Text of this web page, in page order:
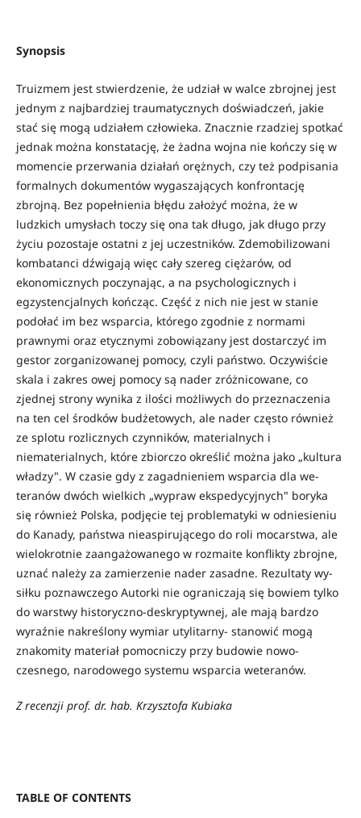
Synopsis
Truizmem jest stwierdzenie, że udział w walce zbrojnej jest
jednym z najbar­dziej traumatycznych doświadczeń, jakie
stać się mogą udziałem człowieka. Znacznie rzadziej spotkać
jednak można konstatację, że żadna wojna nie kończy się w
momencie przerwania działań orężnych, czy też podpisania
for­malnych dokumentów wygaszających konfrontację
zbrojną. Bez popełnienia błędu założyć można, że w
ludzkich umysłach toczy się ona tak długo, jak długo przy
życiu pozostaje ostatni z jej uczestników. Zdemobilizowani
kom­batanci dźwigają więc cały szereg ciężarów, od
ekonomicznych poczynając, a na psychologicznych i
egzystencjalnych kończąc. Część z nich nie jest w stanie
podołać im bez wsparcia, którego zgodnie z normami
prawnymi oraz etycznymi zobowiązany jest dostarczyć im
gestor zorganizowanej pomocy, czyli państwo. Oczywiście
skala i zakres owej pomocy są nader zróżnicowane, co
zjednej strony wynika z ilości możliwych do przeznaczenia
na ten cel środków budżetowych, ale nader często również
ze splotu rozlicz­nych czynników, materialnych i
niematerialnych, które zbiorczo określić można jako „kultura
władzy". W czasie gdy z zagadnieniem wsparcia dla we­
teranów dwóch wielkich „wypraw ekspedycyjnych" boryka
się również Polska, podjęcie tej problematyki w odniesieniu
do Kanady, państwa nieaspi­rującego do roli mocarstwa, ale
wielokrotnie zaangażowanego w rozmaite konflikty zbrojne,
uznać należy za zamierzenie nader zasadne. Rezultaty wy­
siłku poznawczego Autorki nie ograniczają się bowiem tylko
do warstwy hi­storyczno-deskryptywnej, ale mają bardzo
wyraźnie nakreślony wymiar utyli­tarny- stanowić mogą
znakomity materiał pomocniczy przy budowie nowo­
czesnego, narodowego systemu wsparcia weteranów.
Z recenzji prof. dr. hab. Krzysztofa Kubiaka
TABLE OF CONTENTS